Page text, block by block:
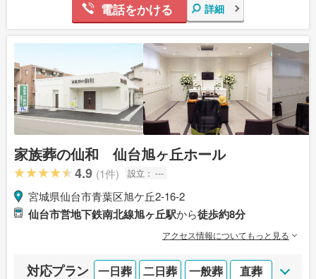
電話をかける 詳細
家族葬の仙和 仙台旭ヶ丘ホール
4.9 (1件) 設立： ---
宮城県仙台市青葉区旭ケ丘2-16-2
仙台市営地下鉄南北線旭ヶ丘駅から徒歩約8分
アクセス情報についてもっと見る
対応プラン 一日葬 二日葬 一般葬 直葬